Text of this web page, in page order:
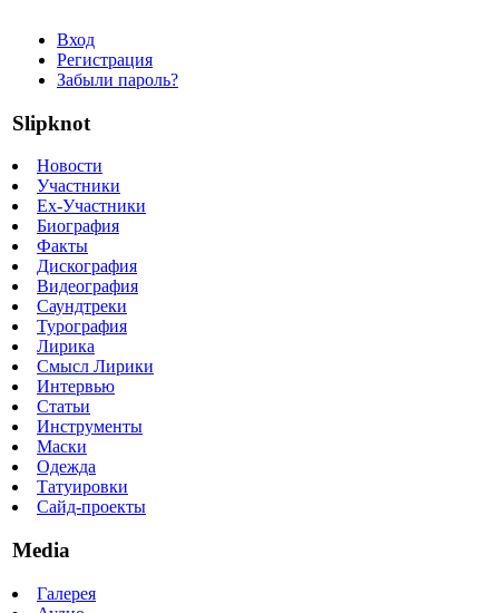
Вход
Регистрация
Забыли пароль?
Slipknot
Новости
Участники
Ex-Участники
Биография
Факты
Дискография
Видеография
Саундтреки
Турография
Лирика
Смысл Лирики
Интервью
Статьи
Инструменты
Маски
Одежда
Татуировки
Сайд-проекты
Media
Галерея